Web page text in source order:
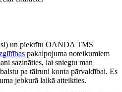
un piekrītu OANDA TMS
pakalpojuma noteikumiem
sazināties, lai sniegtu man
pa tālruni konta pārvaldībai. Es
jebkurā laikā atteikties.